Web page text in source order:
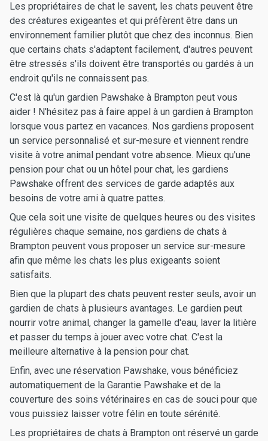
Les propriétaires de chat le savent, les chats peuvent être
des créatures exigeantes et qui préfèrent être dans un
environnement familier plutôt que chez des inconnus. Bien
que certains chats s'adaptent facilement, d'autres peuvent
être stressés s'ils doivent être transportés ou gardés à un
endroit qu'ils ne connaissent pas.
C'est là qu'un gardien Pawshake à Brampton peut vous
aider ! N'hésitez pas à faire appel à un gardien à Brampton
lorsque vous partez en vacances. Nos gardiens proposent
un service personnalisé et sur-mesure et viennent rendre
visite à votre animal pendant votre absence. Mieux qu'une
pension pour chat ou un hôtel pour chat, les gardiens
Pawshake offrent des services de garde adaptés aux
besoins de votre ami à quatre pattes.
Que cela soit une visite de quelques heures ou des visites
régulières chaque semaine, nos gardiens de chats à
Brampton peuvent vous proposer un service sur-mesure
afin que même les chats les plus exigeants soient
satisfaits.
Bien que la plupart des chats peuvent rester seuls, avoir un
gardien de chats à plusieurs avantages. Le gardien peut
nourrir votre animal, changer la gamelle d'eau, laver la litière
et passer du temps à jouer avec votre chat. C'est la
meilleure alternative à la pension pour chat.
Enfin, avec une réservation Pawshake, vous bénéficiez
automatiquement de la Garantie Pawshake et de la
couverture des soins vétérinaires en cas de souci pour que
vous puissiez laisser votre félin en toute sérénité.
Les propriétaires de chats à Brampton ont réservé un garde